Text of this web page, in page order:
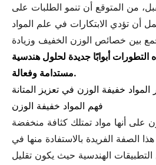
من المتوقع أن تنمو الطلبات على
أن تؤدي الابتكارات في علم المواد
بين خصائص الوزن الخفيف وزيادة
التطورات أبوابًا جديدة لحلول هندسية
مستدامة وفعالة.
المواد خفيفة الوزن في تعزيز المتانة
فهم المواد خفيفة الوزن
على أنها مواد تمتلك كثافة منخفضة
الصفة الفريدة بالاستفادة منها في
الهندسية حيث يكون تقليل